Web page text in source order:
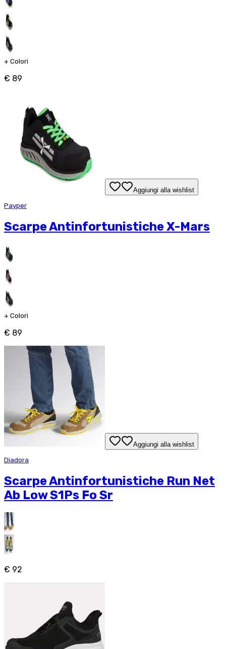
+ Colori
€ 89
Aggiungi alla wishlist
Payper
Scarpe Antinfortunistiche X-Mars
+ Colori
€ 89
Aggiungi alla wishlist
Diadora
Scarpe Antinfortunistiche Run Net
Ab Low S1Ps Fo Sr
€ 92